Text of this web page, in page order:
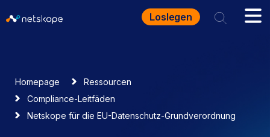
Loslegen
Homepage
Ressourcen
Compliance-Leitfäden
Netskope für die EU-Datenschutz-Grundverordnung